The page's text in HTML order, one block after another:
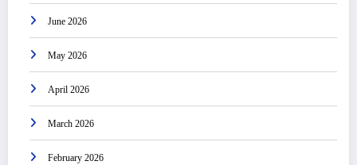
June 2026
May 2026
April 2026
March 2026
February 2026